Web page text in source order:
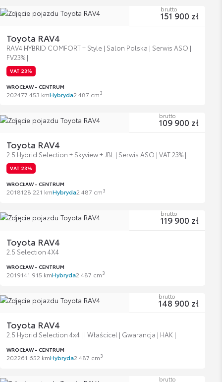
Toyota RAV4
RAV4 HYBRID COMFORT + Style | Salon Polska | Serwis ASO |
FV23% |
VAT 23%
WROCŁAW - CENTRUM
202477 453 kmHybryda2 487 cm3
brutto
151 900 zł
Toyota RAV4
2.5 Hybrid Selection + Skyview + JBL | Serwis ASO | VAT 23% |
VAT 23%
WROCŁAW - CENTRUM
2018128 221 kmHybryda2 487 cm3
brutto
109 900 zł
Toyota RAV4
2.5 Selection 4X4
WROCŁAW - CENTRUM
2019141 915 kmHybryda2 487 cm3
brutto
119 900 zł
Toyota RAV4
2.5 Hybrid Selection 4x4 | I Właścicel | Gwarancja | HAK |
WROCŁAW - CENTRUM
202261 652 kmHybryda2 487 cm3
brutto
148 900 zł
brutto